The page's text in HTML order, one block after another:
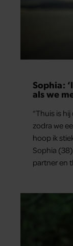
Sophia:
als we
“Thuis is
zodra we
hoop ik
Sophia
partner en
ze samen